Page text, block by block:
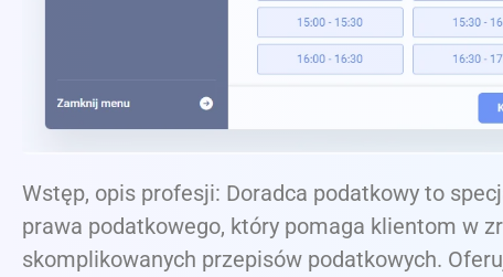
Wstęp, opis profesji: Doradca podatkowy to
prawa podatkowego, który pomaga klientom w
skomplikowanych przepisów podatkowych.